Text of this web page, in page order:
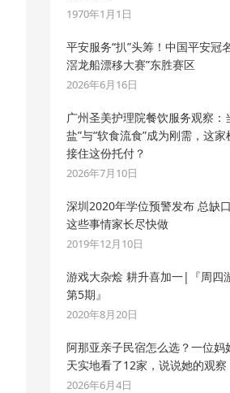
1970年1月1日
平安服务“扒”头筹！中国平安冠
滘龙船漂移大赛”东胜赛区
2026年6月16日
广州圣美护理院餐饮服务观察：
盐”与“软食流食”成为刚需，这
接住这份托付？
2026年7月10日
深圳2020年学位预警发布 总缺
这些事情家长尽快做
2019年12月10日
游戏大杂烩 耕升喜加一|『周四
第5期』
2020年8月20日
阿那亚亲子民宿怎么选？一位妈
天实地看了12家，说说她的观察
2026年6月4日